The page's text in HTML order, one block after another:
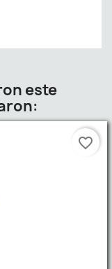
este
favorite_border